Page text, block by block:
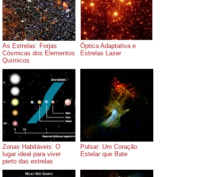
As Estrelas: Forjas
Cósmicas dos Elementos
Químicos
Óptica Adaptativa e
Estrelas Laser
Zonas Habitáveis: O
lugar ideal para viver
perto das estrelas
Pulsar: Um Coração
Estelar que Bate